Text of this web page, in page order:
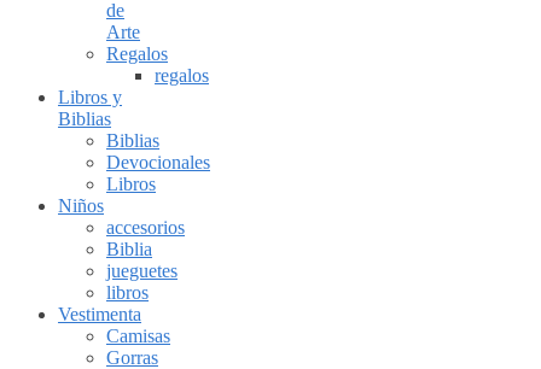
de
Arte
Regalos
regalos
Libros y
Biblias
Biblias
Devocionales
Libros
Niños
accesorios
Biblia
jueguetes
libros
Vestimenta
Camisas
Gorras